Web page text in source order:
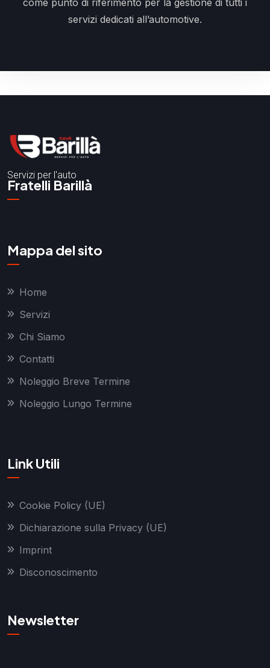
servizi dedicati all’automotive.
Servizi per l'auto
Fratelli Barillà
Mappa del sito
Home
Servizi
Chi Siamo
Contatti
Noleggio Breve Termine
Noleggio Lungo Termine
Link Utili
Cookie Policy (UE)
Dichiarazione sulla Privacy (UE)
Imprint
Disconoscimento
Newsletter